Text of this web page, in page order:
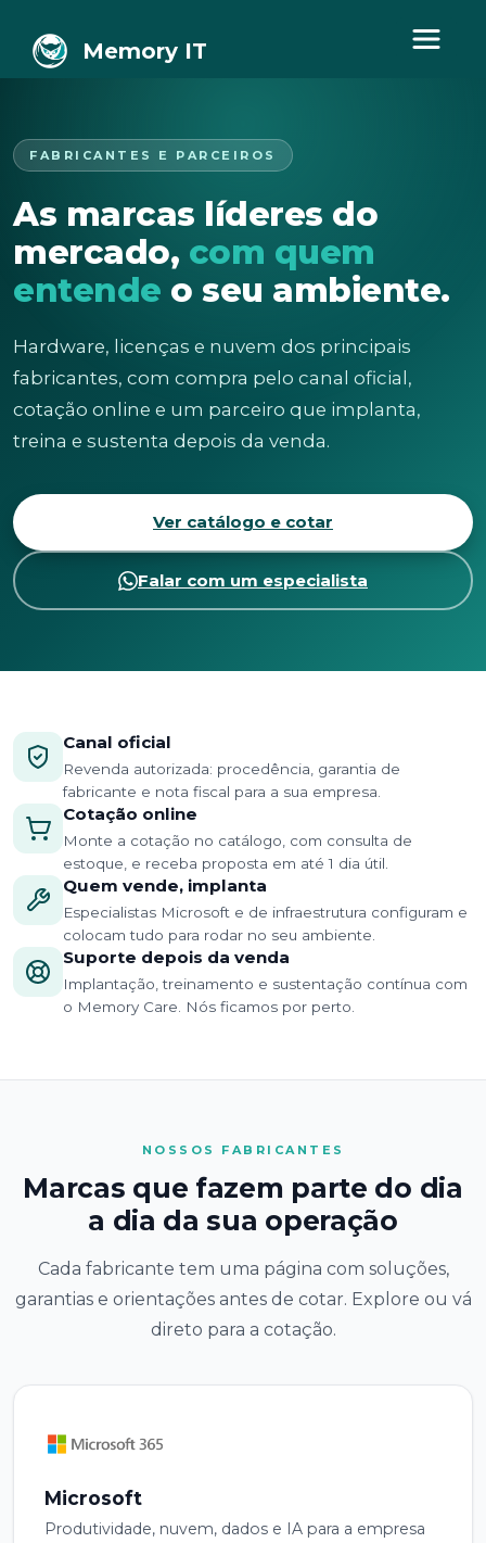
Memory IT
FABRICANTES E PARCEIROS
As marcas líderes do
mercado, com quem
entende o seu ambiente.
Hardware, licenças e nuvem dos principais
fabricantes, com compra pelo canal oficial,
cotação online e um parceiro que implanta,
treina e sustenta depois da venda.
Ver catálogo e cotar
Falar com um especialista
Canal oficial
Revenda autorizada: procedência, garantia de
fabricante e nota fiscal para a sua empresa.
Cotação online
Monte a cotação no catálogo, com consulta de
estoque, e receba proposta em até 1 dia útil.
Quem vende, implanta
Especialistas Microsoft e de infraestrutura configuram e
colocam tudo para rodar no seu ambiente.
Suporte depois da venda
Implantação, treinamento e sustentação contínua com
o Memory Care. Nós ficamos por perto.
NOSSOS FABRICANTES
Marcas que fazem parte do dia
a dia da sua operação
Cada fabricante tem uma página com soluções,
garantias e orientações antes de cotar. Explore ou vá
direto para a cotação.
Microsoft
Produtividade, nuvem, dados e IA para a empresa